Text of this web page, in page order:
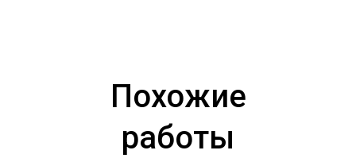
Похожие
работы